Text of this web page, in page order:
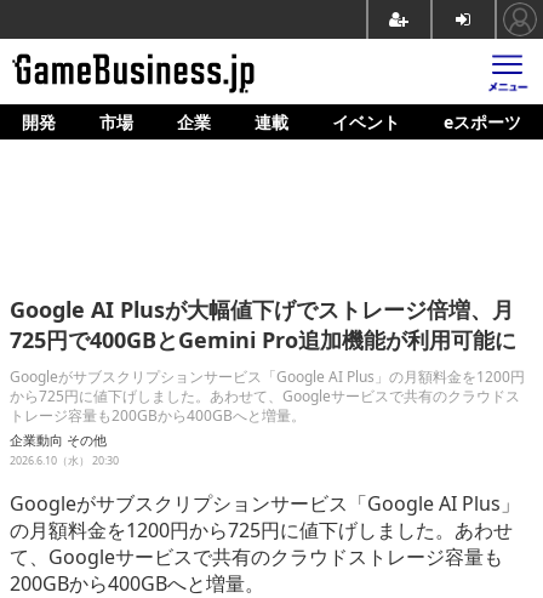
ホーム
企業動向
人材育成
産業政策
連載
イベント/セミナー
eスポーツ
開発 市場 企業 連載 イベント eスポーツ
Google AI Plusが大幅値下げでストレージ倍増、月
725円で400GBとGemini Pro追加機能が利用可能に
Googleがサブスクリプションサービス「Google AI Plus」の月額料金を1200円
から725円に値下げしました。あわせて、Googleサービスで共有のクラウドス
トレージ容量も200GBから400GBへと増量。
企業動向 その他
2026.6.10（水） 20:30
Googleがサブスクリプションサービス「Google AI Plus」
の月額料金を1200円から725円に値下げしました。あわせ
て、Googleサービスで共有のクラウドストレージ容量も
200GBから400GBへと増量。